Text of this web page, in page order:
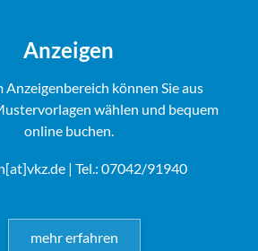
Anzeigen
Anzeigenbereich können Sie aus
wählen und bequem
online buchen.
| Tel.: 07042/91940
mehr erfahren